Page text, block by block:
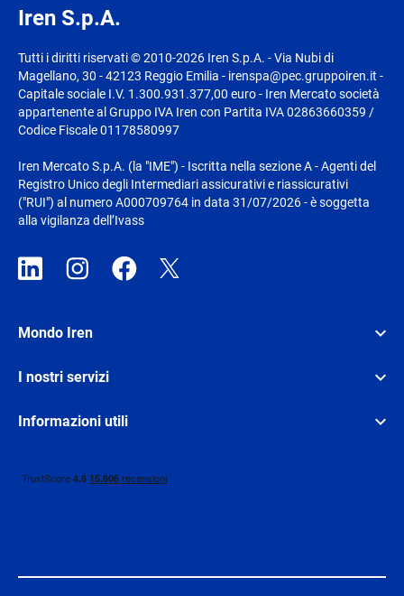
Iren S.p.A.
Tutti i diritti riservati © 2010-2026 Iren S.p.A. - Via Nubi di
Magellano, 30 - 42123 Reggio Emilia - irenspa@pec.gruppoiren.it -
Capitale sociale I.V. 1.300.931.377,00 euro - Iren Mercato società
appartenente al Gruppo IVA Iren con Partita IVA 02863660359 /
Codice Fiscale 01178580997
Iren Mercato S.p.A. (la "IME") - Iscritta nella sezione A - Agenti del
Registro Unico degli Intermediari assicurativi e riassicurativi
("RUI") al numero A000709764 in data 31/07/2026 - è soggetta
alla vigilanza dell’Ivass
Mondo Iren
I nostri servizi
Informazioni utili